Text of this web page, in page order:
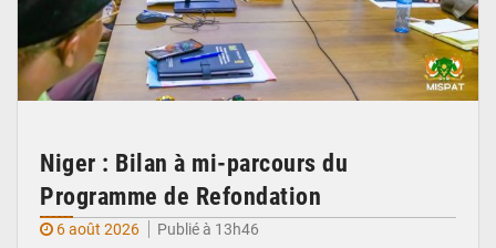
Niger : Bilan à mi-parcours du
Programme de Refondation
6 août 2026 Publié à 13h46